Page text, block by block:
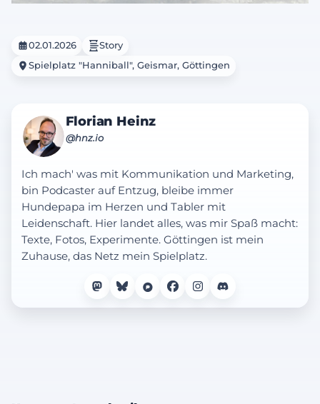
02.01.2026
Story
Spielplatz "Hanniball", Geismar, Göttingen
Florian Heinz
@hnz.io
Ich mach' was mit Kommunikation und Marketing,
bin Podcaster auf Entzug, bleibe immer
Hundepapa im Herzen und Tabler mit
Leidenschaft. Hier landet alles, was mir Spaß macht:
Texte, Fotos, Experimente. Göttingen ist mein
Zuhause, das Netz mein Spielplatz.